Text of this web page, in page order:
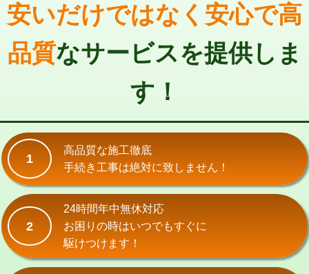
その他部品の脱着 8,800円～
交換・取付（タンク） 22,000円+材料費
交換・取付(単水栓（壁付・デッキ
式・ワンホール）)
交換・取付(排水栓・排水トラップ
（P/S/ポップアップ））
22,000円+材料費
交換・取付（その他部品）
持込商品取付（単水栓）
持込商品取付（混合水栓） 16,500円
安いだけではなく安心で高
品質なサービスを提供しま
す！
1
高品質な施工徹底
手続き工事は絶対に致しません！
2
24時間年中無休対応
お困りの時はいつでもすぐに
駆けつけます！